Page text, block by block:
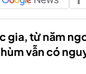
gia, từ năm
vẫn có